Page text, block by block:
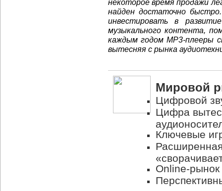
некоторое время продажи
найден достаточно
инвестировать в
музыкального контента,
каждым годомMP3-плееры
вытесняя с рынка
Мировой
Цифровой
Цифра
Ключевые
Online-